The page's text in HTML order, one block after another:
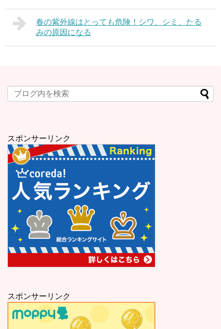
春の紫外線はとっても危険！シワ、シミ、たる
みの原因になる
スポンサーリンク
スポンサーリンク